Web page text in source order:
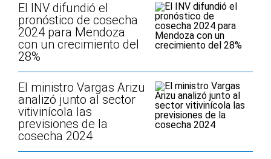
El INV difundió el
pronóstico de cosecha
2024 para Mendoza
con un crecimiento del
28%
El ministro Vargas Arizu
analizó junto al sector
vitivinícola las
previsiones de la
cosecha 2024